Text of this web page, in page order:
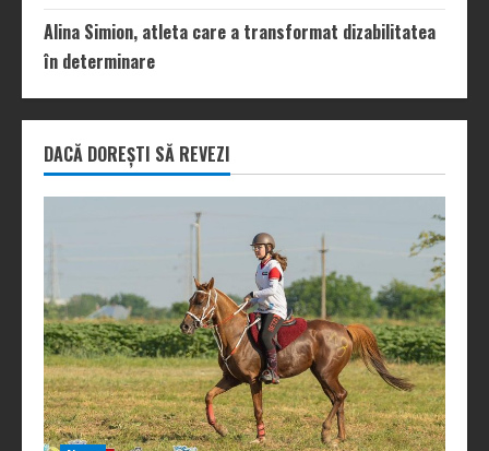
Alina Simion, atleta care a transformat dizabilitatea
în determinare
DACĂ DOREȘTI SĂ REVEZI